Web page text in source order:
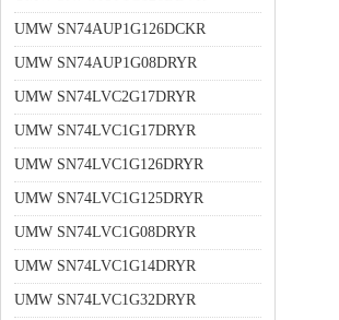
UMW SN74AUP1G126DCKR
UMW SN74AUP1G08DRYR
UMW SN74LVC2G17DRYR
UMW SN74LVC1G17DRYR
UMW SN74LVC1G126DRYR
UMW SN74LVC1G125DRYR
UMW SN74LVC1G08DRYR
UMW SN74LVC1G14DRYR
UMW SN74LVC1G32DRYR